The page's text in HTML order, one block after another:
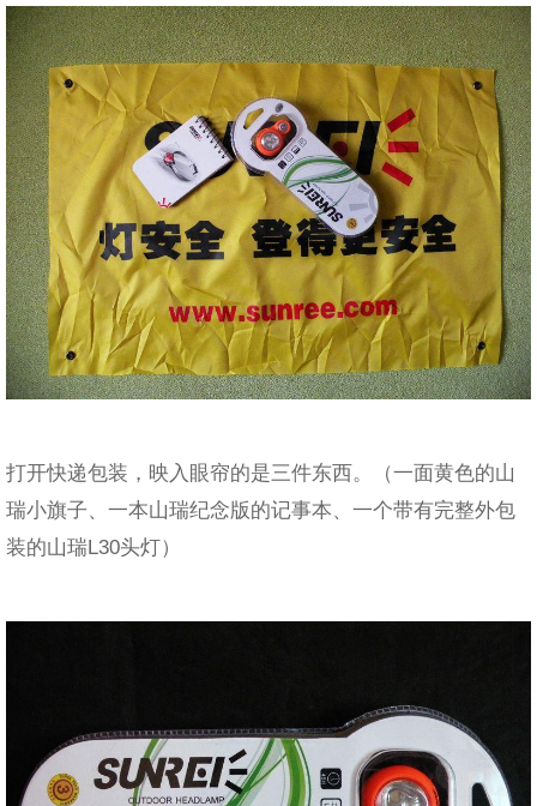
打开快递包装，映入眼帘的是三件东西。（一面黄色的山
瑞小旗子、一本山瑞纪念版的记事本、一个带有完整外包
装的山瑞L30头灯）